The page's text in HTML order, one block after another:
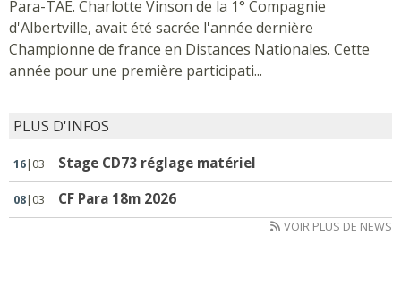
Para-TAE. Charlotte Vinson de la 1° Compagnie
d'Albertville, avait été sacrée l'année dernière
Championne de france en Distances Nationales. Cette
année pour une première participati...
PLUS D'INFOS
16|03 Stage CD73 réglage matériel
08|03 CF Para 18m 2026
VOIR PLUS DE NEWS